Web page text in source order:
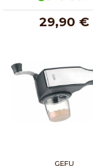
29,90 €
GEFU